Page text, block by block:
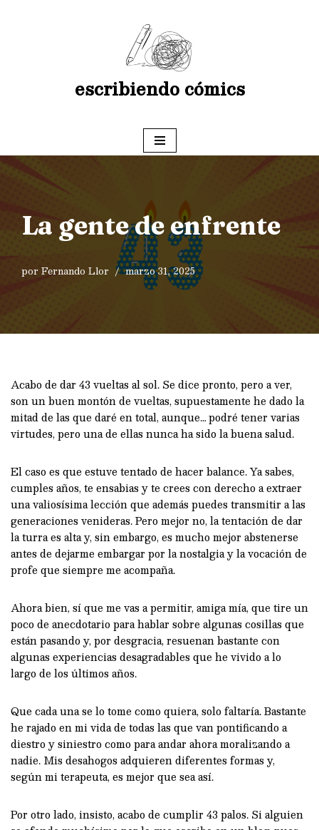
escribiendo cómics
La gente de enfrente
porFernando Llor marzo 31, 2025
Acabo de dar 43 vueltas al sol. Se dice pronto, pero a ver,
son un buen montón de vueltas, supuestamente he dado la
mitad de las que daré en total, aunque… podré tener varias
virtudes, pero una de ellas nunca ha sido la buena salud.
El caso es que estuve tentado de hacer balance. Ya sabes,
cumples años, te ensabias y te crees con derecho a extraer
una valiosísima lección que además puedes transmitir a las
generaciones venideras. Pero mejor no, la tentación de dar
la turra es alta y, sin embargo, es mucho mejor abstenerse
antes de dejarme embargar por la nostalgia y la vocación de
profe que siempre me acompaña.
Ahora bien, sí que me vas a permitir, amiga mía, que tire un
poco de anecdotario para hablar sobre algunas cosillas que
están pasando y, por desgracia, resuenan bastante con
algunas experiencias desagradables que he vivido a lo
largo de los últimos años.
Que cada una se lo tome como quiera, solo faltaría. Bastante
he rajado en mi vida de todas las que van pontificando a
diestro y siniestro como para andar ahora moralizando a
nadie. Mis desahogos adquieren diferentes formas y,
según mi terapeuta, es mejor que sea así.
Por otro lado, insisto, acabo de cumplir 43 palos. Si alguien